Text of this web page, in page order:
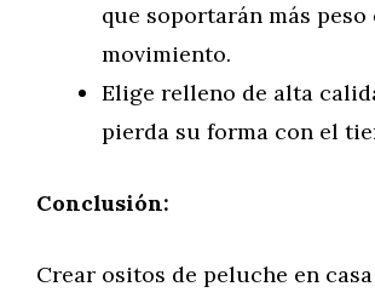
que soportarán más peso
movimiento.
Elige relleno de alta
pierda su forma con el
Conclusión:
Crear ositos de peluche en